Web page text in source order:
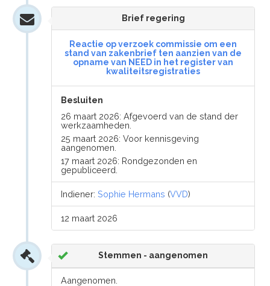
Brief regering
Reactie op verzoek commissie om een
stand van zakenbrief ten aanzien van de
opname van NEED in het register van
kwaliteitsregistraties
Besluiten
26 maart 2026: Afgevoerd van de stand der
werkzaamheden.
25 maart 2026: Voor kennisgeving
aangenomen.
17 maart 2026: Rondgezonden en
gepubliceerd.
Indiener:Sophie Hermans (VVD)
12 maart 2026
Stemmen - aangenomen
Aangenomen.